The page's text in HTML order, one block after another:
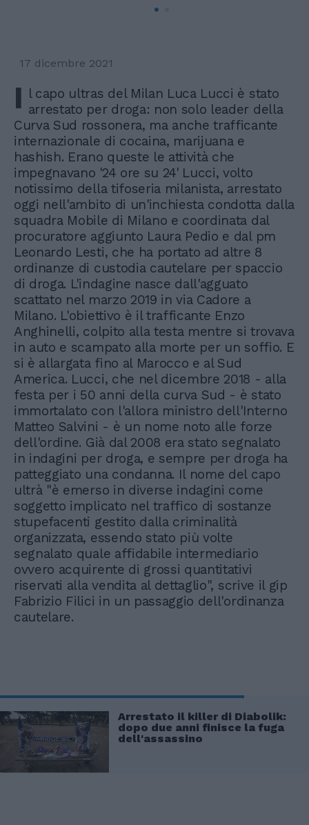
17 dicembre 2021
I l capo ultras del Milan Luca Lucci è stato
arrestato per droga: non solo leader della
Curva Sud rossonera, ma anche trafficante
internazionale di cocaina, marijuana e
hashish. Erano queste le attività che
impegnavano '24 ore su 24' Lucci, volto
notissimo della tifoseria milanista, arrestato
oggi nell'ambito di un'inchiesta condotta dalla
squadra Mobile di Milano e coordinata dal
procuratore aggiunto Laura Pedio e dal pm
Leonardo Lesti, che ha portato ad altre 8
ordinanze di custodia cautelare per spaccio
di droga. L'indagine nasce dall'agguato
scattato nel marzo 2019 in via Cadore a
Milano. L'obiettivo è il trafficante Enzo
Anghinelli, colpito alla testa mentre si trovava
in auto e scampato alla morte per un soffio. E
si è allargata fino al Marocco e al Sud
America. Lucci, che nel dicembre 2018 - alla
festa per i 50 anni della curva Sud - è stato
immortalato con l'allora ministro dell'Interno
Matteo Salvini - è un nome noto alle forze
dell'ordine. Già dal 2008 era stato segnalato
in indagini per droga, e sempre per droga ha
patteggiato una condanna. Il nome del capo
ultrà "è emerso in diverse indagini come
soggetto implicato nel traffico di sostanze
stupefacenti gestito dalla criminalità
organizzata, essendo stato più volte
segnalato quale affidabile intermediario
ovvero acquirente di grossi quantitativi
riservati alla vendita al dettaglio", scrive il gip
Fabrizio Filici in un passaggio dell'ordinanza
cautelare.
Arrestato il killer di Diabolik:
dopo due anni finisce la fuga
dell'assassino